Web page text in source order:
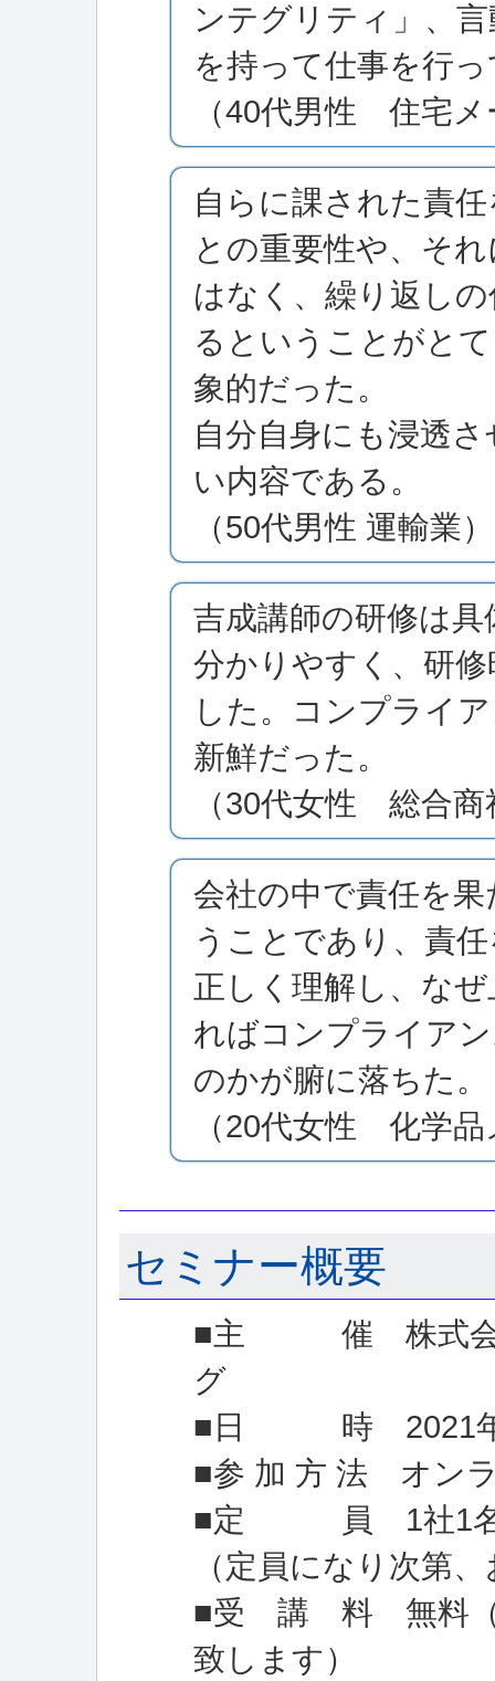
ンテグリティ」、
を持って仕事を行
（40代男性 住宅メ
自らに課された責
との重要性や、そ
はなく、繰り返し
るということがと
象的だった。
自分自身にも浸透
い内容である。
（50代男性 運輸業）
吉成講師の研修は
分かりやすく、研
した。コンプライ
新鮮だった。
（30代女性 総合商
会社の中で責任を
うことであり、責
正しく理解し、な
ればコンプライア
のかが腑に落ちた。
（20代女性 化学品
セミナー概要
■主 催 株式会社
グ
■日 時 2021年06
■参 加 方 法 オン
■定 員 1社1
（定員になり次第
■受 講 料 無料（
致します）